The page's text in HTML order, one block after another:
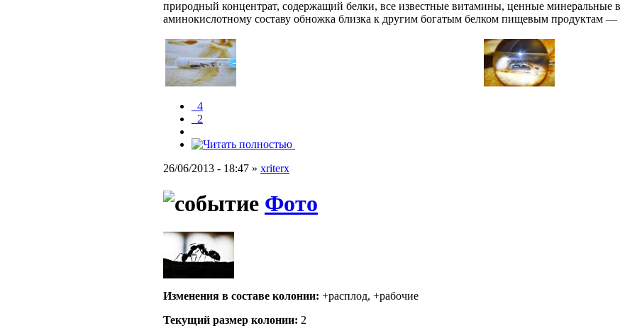
природный концентрат, содержащий белки, все известные витамины, ценные минеральные
аминокислотному составу обножка близка к другим богатым белком пищевым продуктам —
_4
_2
26/06/2013 - 18:47 » xriterx
Фото
Изменения в составе кoлонии: +расплод, +рабочие
Текущий размер кoлонии: 2